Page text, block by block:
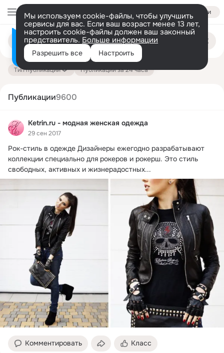
Войти
Мы используем cookie-файлы, чтобы улучшить
сервисы для вас. Если ваш возраст менее 13 лет,
настроить cookie-файлы должен ваш законный
представитель. Больше информации
Разрешить все Настроить
Поиск
публикациям
Тип публикации Публикации за 24 часа
Публикации9600
Ketrin.ru - модная женская одежда
29 сен 2017
Рок-стиль в одежде Дизайнеры ежегодно разрабатывают
коллекции специально для рокеров и рокерш. Это стиль
свободных, активных и жизнерадостных...
Комментировать Класс
Информация о контенте
на платформе — здесь